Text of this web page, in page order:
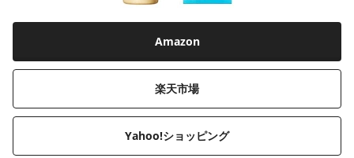
Amazon
楽天市場
Yahoo!ショッピング